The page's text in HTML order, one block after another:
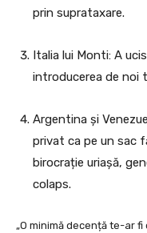
prin suprataxare.
Italia lui Monti: A
introducerea de noi
Argentina și
privat ca pe un sac
birocrație uriașă,
colaps.
„O minimă decență te-ar